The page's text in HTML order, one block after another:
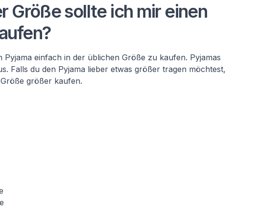
Größe sollte ich mir einen
Pyjama einfach in der üblichen Größe zu kaufen. Pyjamas
Falls du den Pyjama lieber etwas größer tragen möchtest,
größer kaufen.